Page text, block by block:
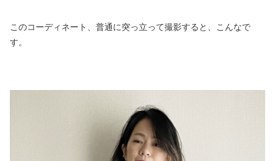
このコーディネート、普通に突っ立って撮影すると、こんなで
す。